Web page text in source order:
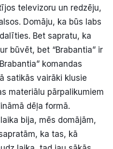
televizoru un redzēju,
Domāju, ka būs labs
Bet sapratu, ka
būvēt, bet “Brabantia” ir
komandas
satikās vairāki klusie
materiālu pārpalikumiem
dēļa formā.
bija, mēs domājām,
ka tas, kā